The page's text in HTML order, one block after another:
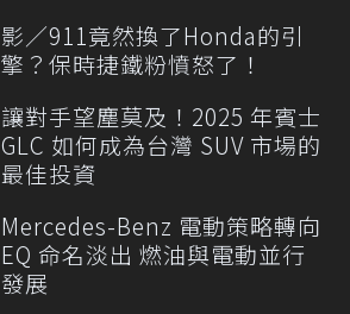
影／911竟然換了Honda的引
擎？保時捷鐵粉憤怒了！
讓對手望塵莫及！2025 年賓士
GLC 如何成為台灣 SUV 市場的
最佳投資
Mercedes-Benz 電動策略轉向
EQ 命名淡出 燃油與電動並行
發展